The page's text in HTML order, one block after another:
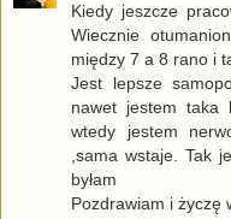
Kiedy jeszcze
Wiecznie
między 7 a 8 rano i
Jest lepsze
nawet jestem taka
wtedy jestem
,sama wstaje. Tak
byłam
Pozdrawiam i życzę